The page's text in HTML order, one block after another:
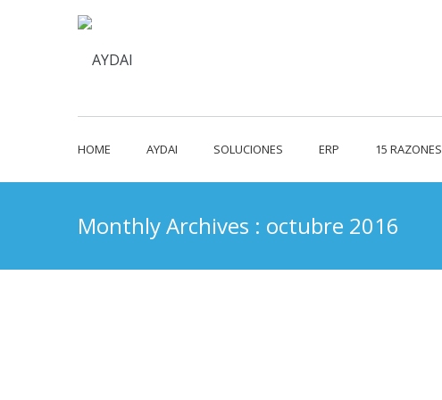
HOME AYDAI SOLUCIONES ERP 15 RAZONES
Monthly Archives : octubre 2016